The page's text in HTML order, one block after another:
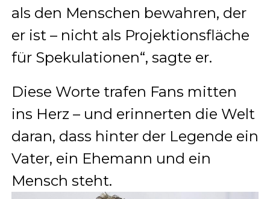
als den Menschen bewahren, der
er ist – nicht als Projektionsfläche
für Spekulationen“, sagte er.
Diese Worte trafen Fans mitten
ins Herz – und erinnerten die Welt
daran, dass hinter der Legende ein
Vater, ein Ehemann und ein
Mensch steht.